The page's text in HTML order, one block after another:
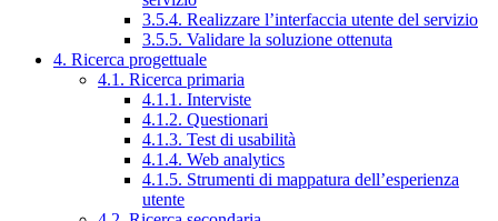
3.5.4. Realizzare l’interfaccia utente del servizio
3.5.5. Validare la soluzione ottenuta
4. Ricerca progettuale
4.1. Ricerca primaria
4.1.1. Interviste
4.1.2. Questionari
4.1.3. Test di usabilità
4.1.4. Web analytics
4.1.5. Strumenti di mappatura dell’esperienza
utente